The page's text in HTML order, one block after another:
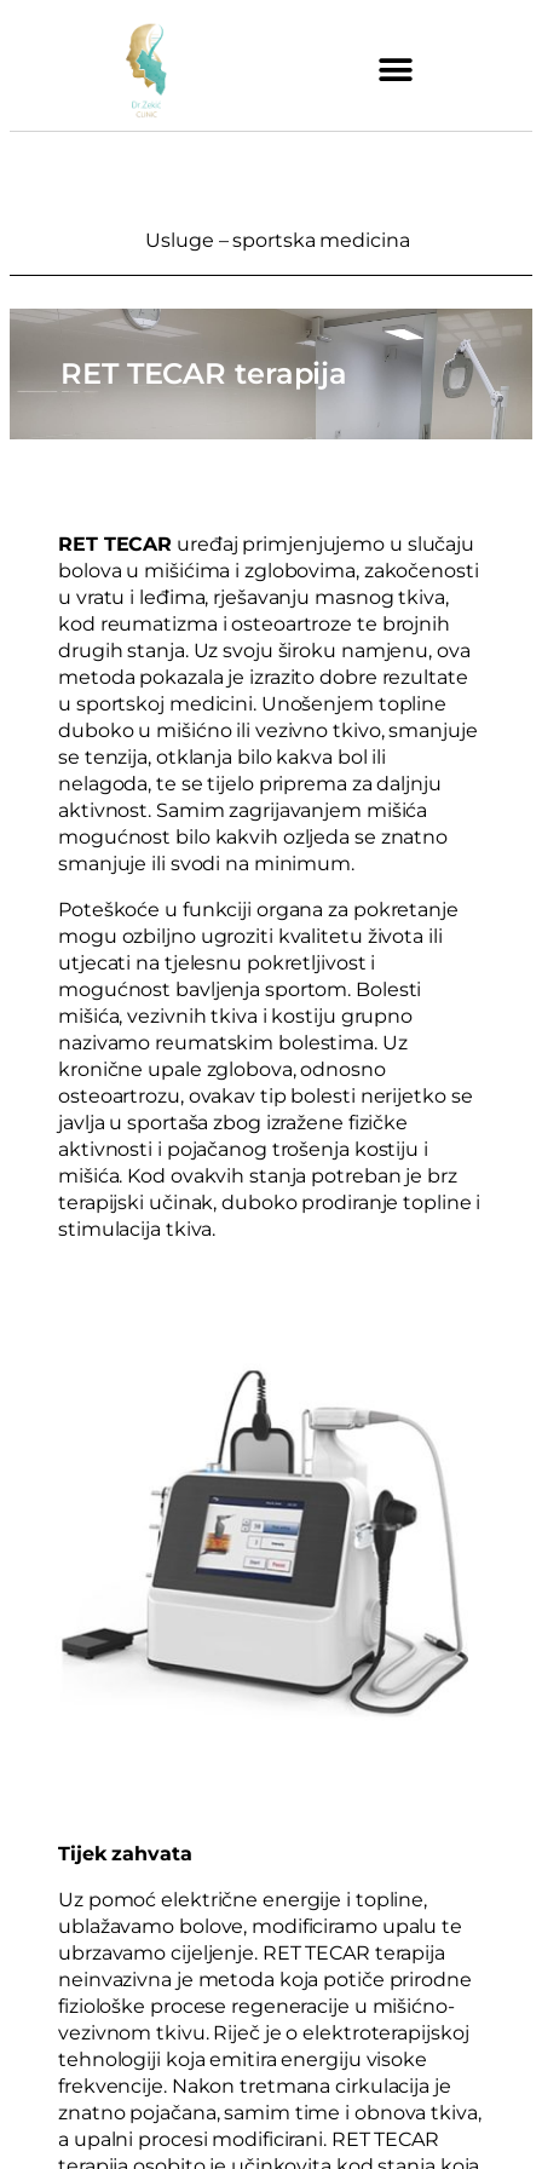
Usluge – sportska medicina
RET TECAR terapija
RET TECAR uređaj primjenjujemo u slučaju
bolova u mišićima i zglobovima, zakočenosti
u vratu i leđima, rješavanju masnog tkiva,
kod reumatizma i osteoartroze te brojnih
drugih stanja. Uz svoju široku namjenu, ova
metoda pokazala je izrazito dobre rezultate
u sportskoj medicini. Unošenjem topline
duboko u mišićno ili vezivno tkivo, smanjuje
se tenzija, otklanja bilo kakva bol ili
nelagoda, te se tijelo priprema za daljnju
aktivnost. Samim zagrijavanjem mišića
mogućnost bilo kakvih ozljeda se znatno
smanjuje ili svodi na minimum.
Poteškoće u funkciji organa za pokretanje
mogu ozbiljno ugroziti kvalitetu života ili
utjecati na tjelesnu pokretljivost i
mogućnost bavljenja sportom. Bolesti
mišića, vezivnih tkiva i kostiju grupno
nazivamo reumatskim bolestima. Uz
kronične upale zglobova, odnosno
osteoartrozu, ovakav tip bolesti nerijetko se
javlja u sportaša zbog izražene fizičke
aktivnosti i pojačanog trošenja kostiju i
mišića. Kod ovakvih stanja potreban je brz
terapijski učinak, duboko prodiranje topline i
stimulacija tkiva.
Tijek zahvata
Uz pomoć električne energije i topline,
ublažavamo bolove, modificiramo upalu te
ubrzavamo cijeljenje. RET TECAR terapija
neinvazivna je metoda koja potiče prirodne
fiziološke procese regeneracije u mišićno-
vezivnom tkivu. Riječ je o elektroterapijskoj
tehnologiji koja emitira energiju visoke
frekvencije. Nakon tretmana cirkulacija je
znatno pojačana, samim time i obnova tkiva,
a upalni procesi modificirani. RET TECAR